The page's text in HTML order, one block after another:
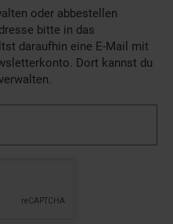
oder abbestellen
bitte in das
daraufhin eine E-Mail mit
Dort kannst du